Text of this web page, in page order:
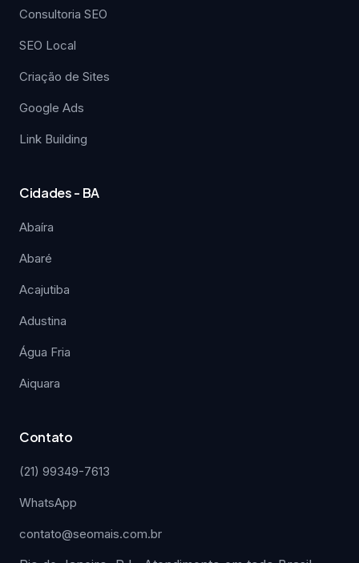
Consultoria SEO
SEO Local
Criação de Sites
Google Ads
Link Building
Cidades - BA
Abaíra
Abaré
Acajutiba
Adustina
Água Fria
Aiquara
Contato
(21) 99349-7613
WhatsApp
contato@seomais.com.br